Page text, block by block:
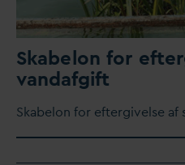
Skabelon for
vandafgift
Skabelon for eftergivelse af